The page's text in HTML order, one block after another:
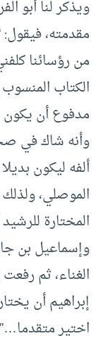
ويذكر لنا أبو
مقدمته، فيقول:
من رؤسائنا
الكتاب
مدفوع أن يكون
وأنه شاك في
ألفه ليكون
الموصلي،
المختارة
وإسماعيل بن
الغناء، ثم
إبراهيم أن
اختير